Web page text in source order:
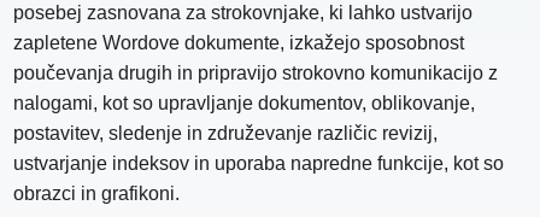
posebej zasnovana za strokovnjake, ki lahko ustvarijo
zapletene Wordove dokumente, izkažejo sposobnost
poučevanja drugih in pripravijo strokovno komunikacijo z
nalogami, kot so upravljanje dokumentov, oblikovanje,
postavitev, sledenje in združevanje različic revizij,
ustvarjanje indeksov in uporaba napredne funkcije, kot so
obrazci in grafikoni.